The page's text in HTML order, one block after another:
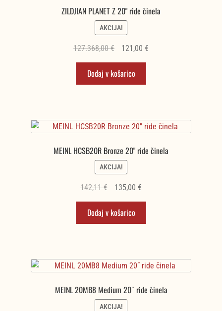
ZILDJIAN PLANET Z 20" ride činela
AKCIJA!
127.368,00€
Izvirna
je
bila:
121,00 €Trenutna
Dodaj v košarico
MEINL HCSB20R Bronze 20" ride činela
AKCIJA!
142,11€
Izvirna
cena
je
bila:
135,00 €Trenutna
cena
135,00 €.
Dodaj v košarico
MEINL 20MB8 Medium 20˝ ride činela
AKCIJA!